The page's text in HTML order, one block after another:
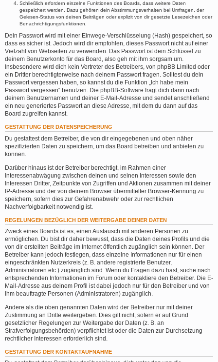
Schließlich erfordern einzelne Funktionen des Boards, dass weitere Daten
gespeichert werden. Dazu gehören dein Abstimmungsverhalten bei Umfragen, der
Gelesen-Status von deinen Beiträgen oder explizit von dir gesetzte Lesezeichen oder
Benachrichtigungsfunktionen.
Dein Passwort wird mit einer Einwege-Verschlüsselung (Hash) gespeichert, so
dass es sicher ist. Jedoch wird dir empfohlen, dieses Passwort nicht auf einer
Vielzahl von Webseiten zu verwenden. Das Passwort ist dein Schlüssel zu
deinem Benutzerkonto für das Board, also geh mit ihm sorgsam um.
Insbesondere wird dich kein Vertreter des Betreibers, von phpBB Limited oder
ein Dritter berechtigterweise nach deinem Passwort fragen. Solltest du dein
Passwort vergessen haben, so kannst du die Funktion „Ich habe mein
Passwort vergessen“ benutzen. Die phpBB-Software fragt dich dann nach
deinem Benutzernamen und deiner E-Mail-Adresse und sendet anschließend
ein neu generiertes Passwort an diese Adresse, mit dem du dann auf das
Board zugreifen kannst.
GESTATTUNG DER DATENSPEICHERUNG
Du gestattest dem Betreiber, die von dir eingegebenen und oben näher
spezifizierten Daten zu speichern, um das Board betreiben und anbieten zu
können.
Darüber hinaus ist der Betreiber berechtigt, im Rahmen einer
Interessenabwägung zwischen deinen und seinen Interessen sowie den
Interessen Dritter, Zeitpunkte von Zugriffen und Aktionen zusammen mit deiner
IP-Adresse und der von deinem Browser übermittelter Browser-Kennung zu
speichern, sofern dies zur Gefahrenabwehr oder zur rechtlichen
Nachverfolgbarkeit notwendig ist.
REGELUNGEN BEZÜGLICH DER WEITERGABE DEINER DATEN
Zweck eines Boards ist es, einen Austausch mit anderen Personen zu
ermöglichen. Du bist dir daher bewusst, dass die Daten deines Profils und die
von dir erstellten Beiträge im Internet öffentlich zugänglich sein können. Der
Betreiber kann jedoch festlegen, dass einzelne Informationen nur für einen
eingeschränkten Nutzerkreis (z. B. andere registrierte Benutzer,
Administratoren etc.) zugänglich sind. Wenn du Fragen dazu hast, suche nach
entsprechenden Informationen im Forum oder kontaktiere den Betreiber. Die E-
Mail-Adresse aus deinem Profil ist dabei jedoch nur für den Betreiber und von
ihm beauftragte Personen (Administratoren) zugänglich.
Andere als die oben genannten Daten wird der Betreiber nur mit deiner
Zustimmung an Dritte weitergeben. Dies gilt nicht, sofern er auf Grund
gesetzlicher Regelungen zur Weitergabe der Daten (z. B. an
Strafverfolgungsbehörden) verpflichtet ist oder die Daten zur Durchsetzung
rechtlicher Interessen erforderlich sind.
GESTATTUNG DER KONTAKTAUFNAHME